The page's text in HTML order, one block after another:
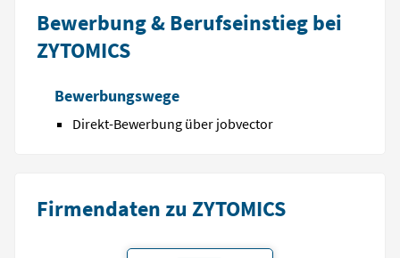
Bewerbung & Berufseinstieg bei
ZYTOMICS
Bewerbungswege
Direkt-Bewerbung über jobvector
Firmendaten zu ZYTOMICS